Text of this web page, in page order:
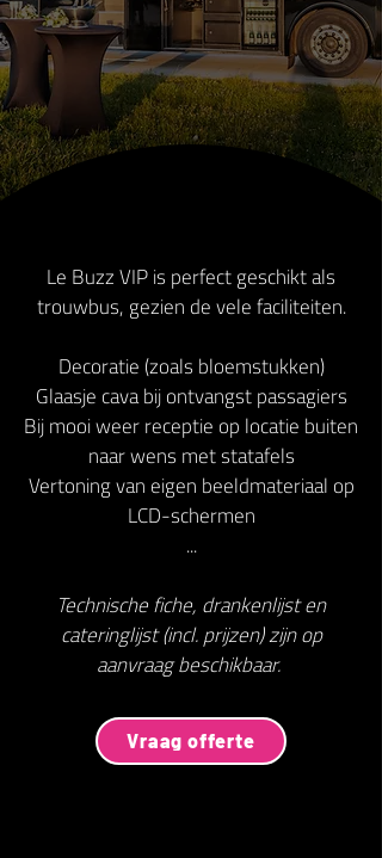
Le Buzz VIP is perfect geschikt als
trouwbus, gezien de vele faciliteiten.
Decoratie (zoals bloemstukken)
Glaasje cava bij ontvangst passagiers
Bij mooi weer receptie op locatie buiten
naar wens met statafels
Vertoning van eigen beeldmateriaal op
LCD-schermen
...
Technische fiche, drankenlijst en
cateringlijst (incl. prijzen) zijn op
aanvraag beschikbaar.
Vraag offerte